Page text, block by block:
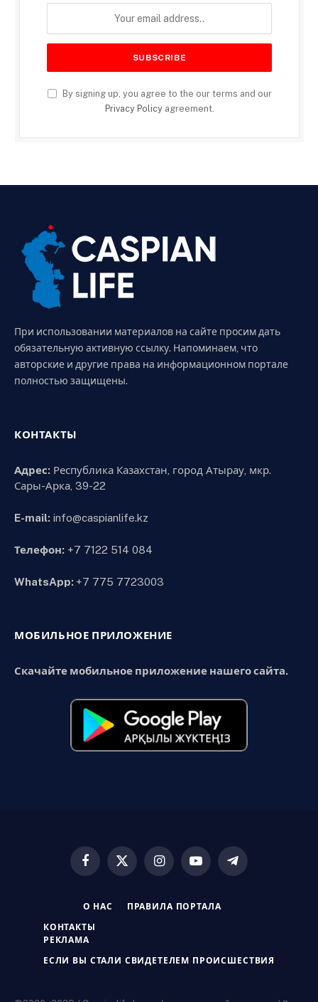
By signing up, you agree to the our terms and our
Privacy Policyagreement.
При использовании материалов на сайте просим дать
обязательную активную ссылку. Напоминаем, что
авторские и другие права на информационном портале
полностью защищены.
КОНТАКТЫ
Адрес: Республика Казахстан, город Атырау, мкр.
Сары-Арка, 39-22
E-mail: info@caspianlife.kz
Телефон: +7 7122 514 084
WhatsApp: +7 775 7723003
МОБИЛЬНОЕ ПРИЛОЖЕНИЕ
Скачайте мобильное приложение нашего сайта.
Facebook
X
InstagramYouTubeTelegram
О НАС ПРАВИЛА ПОРТАЛА
КОНТАКТЫ
РЕКЛАМА
ЕСЛИ ВЫ СТАЛИ СВИДЕТЕЛЕМ ПРОИСШЕСТВИЯ